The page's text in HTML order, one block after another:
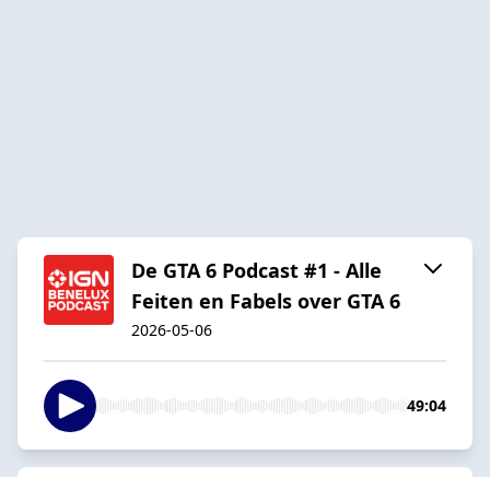
De GTA 6 Podcast #1 - Alle
Feiten en Fabels over GTA 6
2026-05-06
49:04